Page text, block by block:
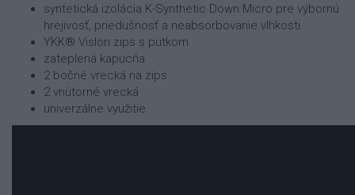
syntetická izolácia K-Synthetic Down Micro pre výbornú
hrejivosť, priedušnosť a neabsorbovanie vlhkosti
YKK® Vislon zips s putkom
zateplená kapucňa
2 bočné vrecká na zips
2 vnútorné vrecká
univerzálne využitie